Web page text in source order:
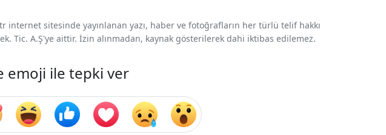
internet sitesinde yayınlanan yazı, haber ve fotoğrafların her türlü telif hakkı
Tic. A.Ş'ye aittir. İzin alınmadan, kaynak gösterilerek dahi iktibas edilemez.
emoji ile tepki ver